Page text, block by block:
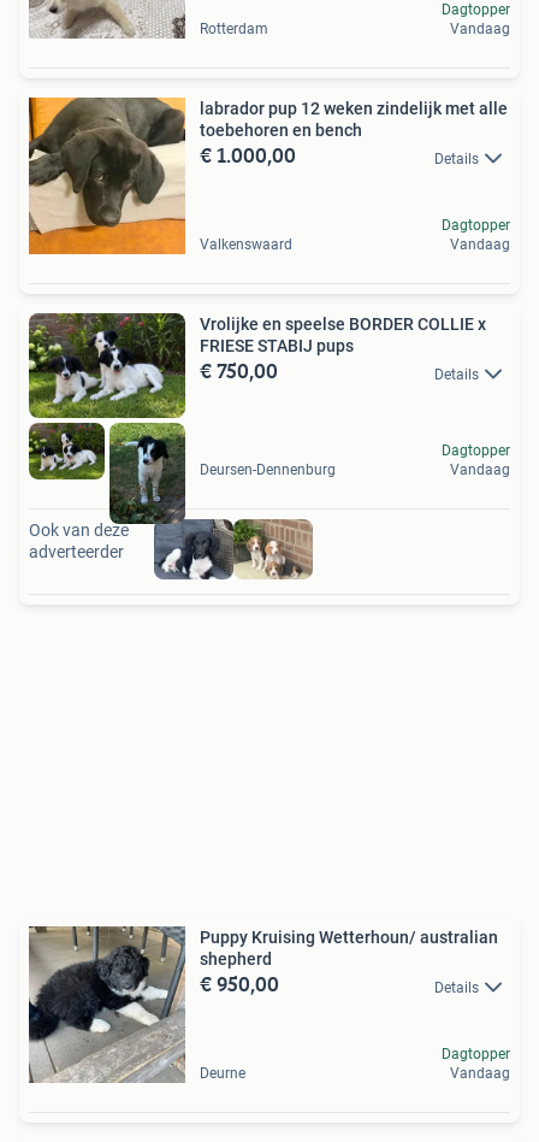
Rotterdam
Dagtopper
Vandaag
labrador pup 12 weken zindelijk met alle
toebehoren en bench
€ 1.000,00 Details
Valkenswaard
Dagtopper
Vandaag
Vrolijke en speelse BORDER COLLIE x
FRIESE STABIJ pups
€ 750,00 Details
Deursen-Dennenburg
Dagtopper
Vandaag
Ook van deze
adverteerder
Puppy Kruising Wetterhoun/ australian
shepherd
€ 950,00 Details
Deurne
Dagtopper
Vandaag